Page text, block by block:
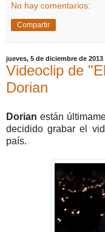
No hay comentarios:
Compartir
jueves, 5 de diciembre de 2013
Videoclip de
Dorian
Dorian están
decidido grabar el
país.